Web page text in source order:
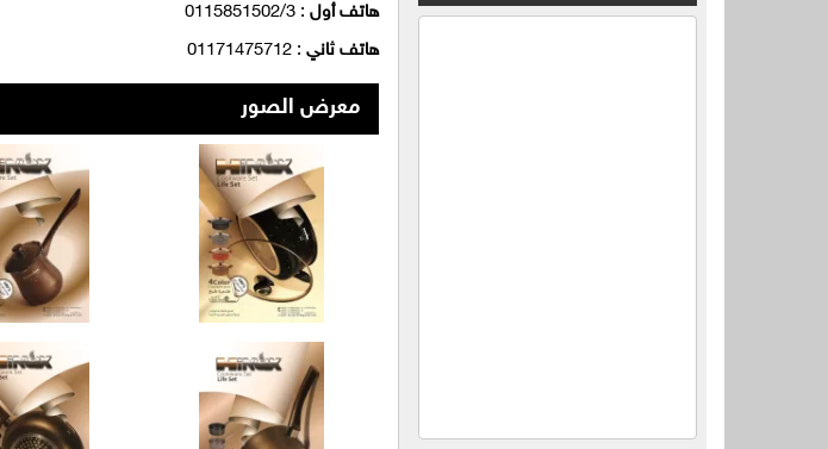
هاتف أول : 0115851502/3
هاتف ثاني : 01171475712
معرض الصور